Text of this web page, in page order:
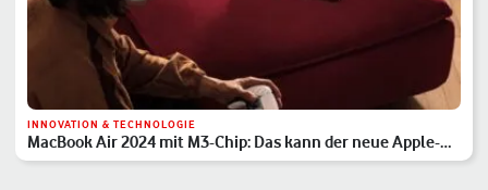
INNOVATION & TECHNOLOGIE
MacBook Air 2024 mit M3-Chip: Das kann der neue Apple-
Laptop